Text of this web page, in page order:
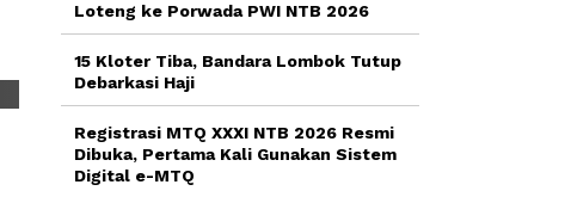
Loteng ke Porwada PWI NTB 2026
15 Kloter Tiba, Bandara Lombok Tutup
Debarkasi Haji
Registrasi MTQ XXXI NTB 2026 Resmi
Dibuka, Pertama Kali Gunakan Sistem
Digital e-MTQ